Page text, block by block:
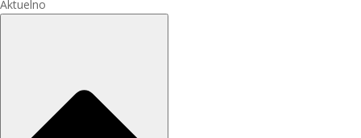
Aktuelno